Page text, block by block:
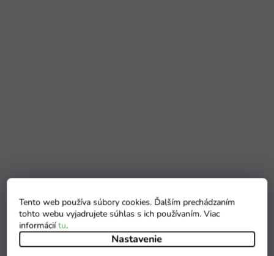
Tento web používa súbory cookies. Ďalším prechádzaním
tohto webu vyjadrujete súhlas s ich používaním. Viac
informáciítu.
Nastavenie